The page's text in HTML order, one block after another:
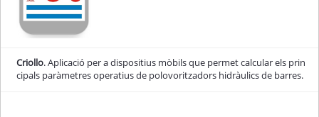
Criollo. Aplicació per a dispositius mòbils que permet calcular els prin
cipals paràmetres operatius de polovoritzadors hidràulics de barres.